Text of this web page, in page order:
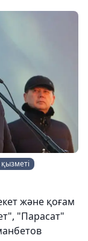
және қоғам
"Парасат"